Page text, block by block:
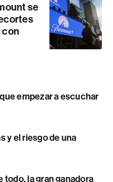
se
con
empezar a escuchar
y el riesgo de una
todo, la gran ganadora